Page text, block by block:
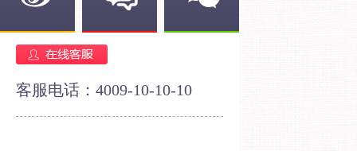
客服电话：4009-10-10-10